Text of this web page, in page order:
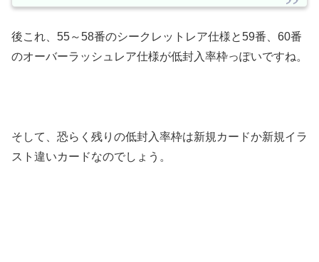
後これ、55～58番のシークレットレア仕様と59番、60番
のオーバーラッシュレア仕様が低封入率枠っぽいですね。
そして、恐らく残りの低封入率枠は新規カードか新規イラ
スト違いカードなのでしょう。